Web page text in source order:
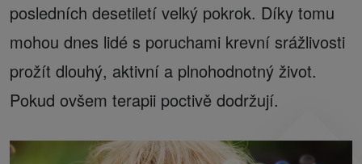
posledních desetiletí velký pokrok. Díky tomu
mohou dnes lidé s poruchami krevní srážlivosti
prožít dlouhý, aktivní a plnohodnotný život.
Pokud ovšem terapii poctivě dodržují.